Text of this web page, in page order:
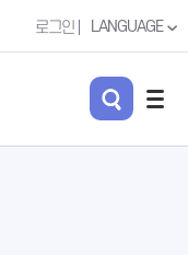
로그인 LANGUAGE